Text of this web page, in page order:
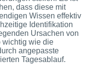
dass diese mit
Wissen effektiv
Identifikation
Ursachen von
wichtig wie die
angepasste
Tagesablauf.